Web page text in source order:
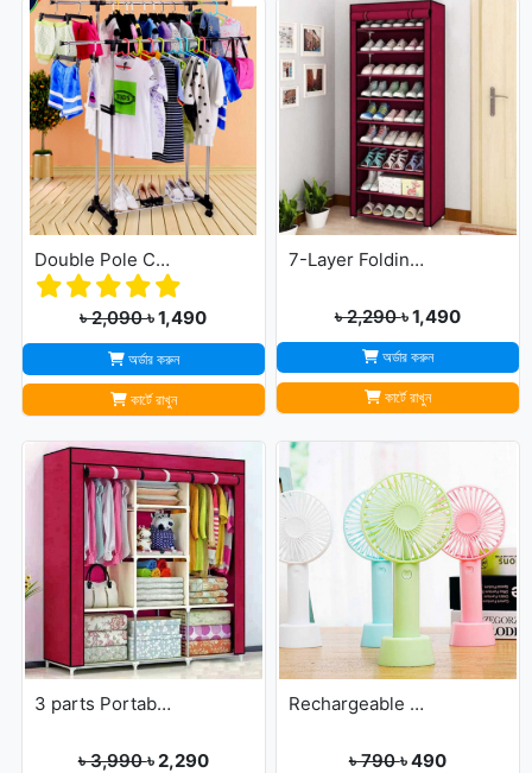
Double Pole Cloth Rack - Stainless Steel
৳ 2,090৳ 1,490
অর্ডার করুন
কার্টে রাখুন
7-Layer Folding Cloth Shoe Rack
৳ 2,290৳ 1,490
অর্ডার করুন
কার্টে রাখুন
3 parts Portable Wardrobe cloth storage
৳ 3,990৳ 2,290
Rechargeable Ultra Lightweight Handheld 3-Speed Mini USB Fan
৳ 790৳ 490